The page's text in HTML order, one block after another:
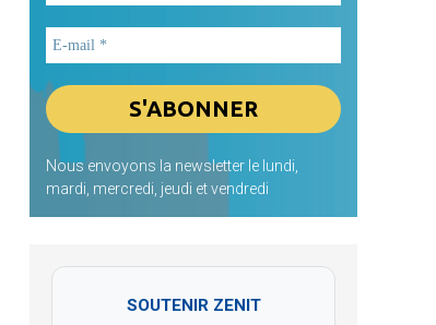
Nous envoyons la newsletter le lundi,
mardi, mercredi, jeudi et vendredi
SOUTENIR ZENIT